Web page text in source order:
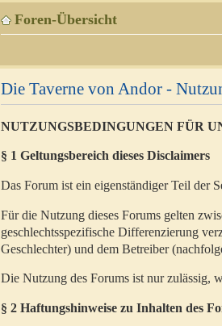
Foren-Übersicht
Die Taverne von Andor -
NUTZUNGSBEDINGUNGEN FÜR
§ 1 Geltungsbereich dieses Disclaimers
Das Forum ist ein eigenständiger Teil der
Für die Nutzung dieses Forums gelten
geschlechtsspezifische Differenzierung
Geschlechter) und dem Betreiber
Die Nutzung des Forums ist nur zulässig,
§ 2 Haftungshinweise zu Inhalten des